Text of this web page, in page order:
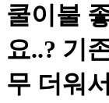
쿨이불
요..? 기
무 더워